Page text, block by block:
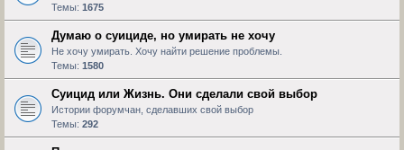
Темы: 1675
Думаю о суициде, но умирать не хочу
Не хочу умирать. Хочу найти решение проблемы.
Темы: 1580
Суицид или Жизнь. Они сделали свой выбор
Истории форумчан, сделавших свой выбор
Темы: 292